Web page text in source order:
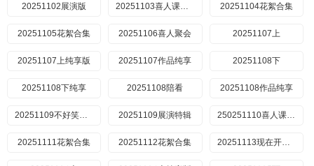
20251102展演版 20251104花絮合集
20251105花絮合集 20251106喜人聚会 20251107上
20251107上纯享版 20251107作品纯享 20251108下
20251108下纯享 20251108陪看 20251108作品纯享
20251109展演特辑 250251110喜人课间游戏时间
20251111花絮合集 20251112花絮合集 20251113现在开始喜人聚会